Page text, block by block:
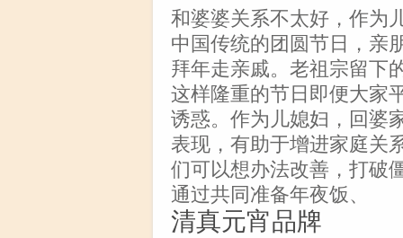
和婆婆关系不太好，作为
中国传统的团圆节日，亲
拜年走亲戚。老祖宗留下
这样隆重的节日即便大家
诱惑。作为儿媳妇，回婆
表现，有助于增进家庭关
们可以想办法改善，打破
通过共同准备年夜饭、
清真元宵品牌